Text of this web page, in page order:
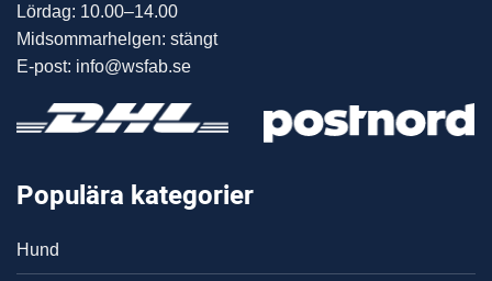
Lördag: 10.00–14.00
Midsommarhelgen: stängt
E-post: info@wsfab.se
Populära kategorier
Hund